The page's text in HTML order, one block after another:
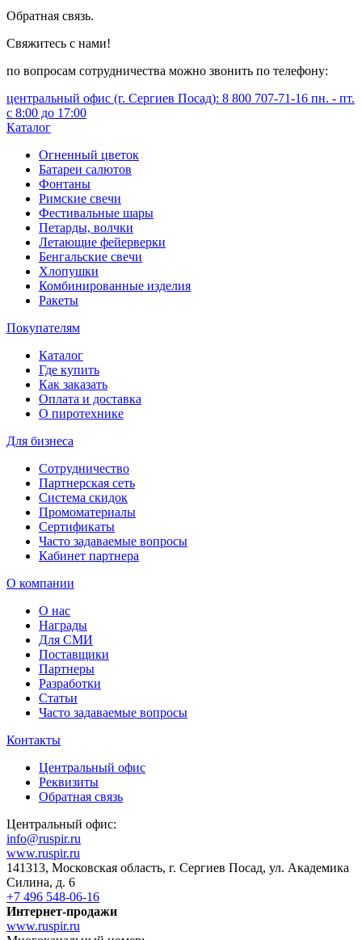
Обратная связь.
Свяжитесь с нами!
по вопросам сотрудничества можно звонить по телефону:
центральный офис (г. Сергиев Посад): 8 800 707-71-16 пн. - пт.
с 8:00 до 17:00
Каталог
Огненный цветок
Батареи салютов
Фонтаны
Римские свечи
Фестивальные шары
Петарды, волчки
Летающие фейерверки
Бенгальские свечи
Хлопушки
Комбинированные изделия
Ракеты
Покупателям
Каталог
Где купить
Как заказать
Оплата и доставка
О пиротехнике
Для бизнеса
Сотрудничество
Партнерская сеть
Система скидок
Промоматериалы
Сертификаты
Часто задаваемые вопросы
Кабинет партнера
О компании
О нас
Награды
Для СМИ
Поставщики
Партнеры
Разработки
Статьи
Часто задаваемые вопросы
Контакты
Центральный офис
Реквизиты
Обратная связь
Центральный офис:
info@ruspir.ru
www.ruspir.ru
141313, Московская область, г. Сергиев Посад, ул. Академика
Силина, д. 6
+7 496 548-06-16
Интернет-продажи
www.ruspir.ru